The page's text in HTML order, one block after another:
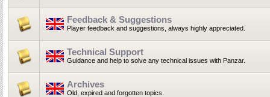
Feedback & Suggestions
Player feedback and suggestions, always highly appreciated.
Technical Support
Guidance and help to solve any technical issues with Panzar.
Archives
Old, expired and forgotten topics.